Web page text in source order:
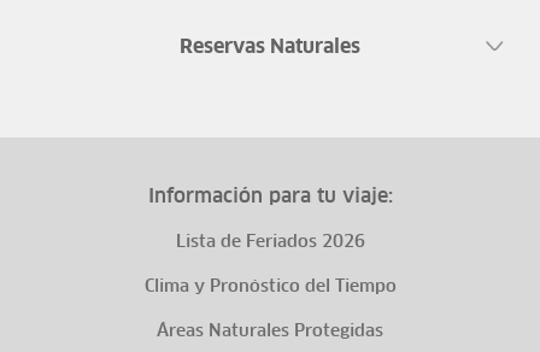
Reservas Naturales
Información para tu viaje:
Lista de Feriados 2026
Clima y Pronóstico del Tiempo
Áreas Naturales Protegidas